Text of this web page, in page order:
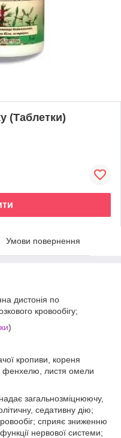
(Таблетки)
Умови повернення
дистонія по
кровообігу;
)
кропиви, кореня
фенхелю, листя омели
надає загальнозміцнюючу,
седативну дію;
сприяє зниженню
нервової системи;